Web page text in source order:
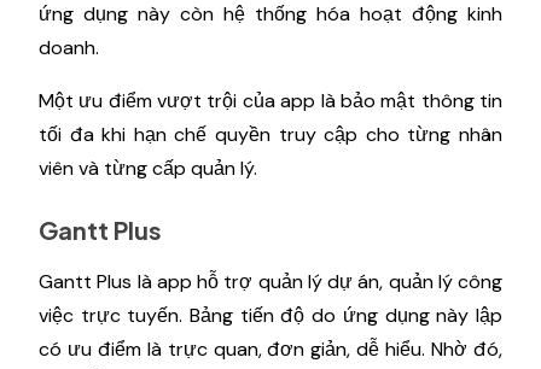
ứng dụng này còn hệ thống hóa hoạt động kinh
doanh.
Một ưu điểm vượt trội của app là bảo mật thông tin
tối đa khi hạn chế quyền truy cập cho từng nhân
viên và từng cấp quản lý.
Gantt Plus
Gantt Plus là app hỗ trợ quản lý dự án, quản lý công
việc trực tuyến. Bảng tiến độ do ứng dụng này lập
có ưu điểm là trực quan, đơn giản, dễ hiểu. Nhờ đó,